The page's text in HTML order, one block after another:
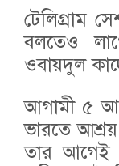
টেলিগ্রাম
বলতেও
ওবায়দুল
আগামী ৫
ভারতে
তার আগেই